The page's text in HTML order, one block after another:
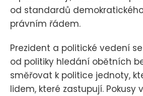
od standardů
právním řádem.
Prezident a politické vedení
od politiky hledání obětních
směřovat k politice jednoty,
lidem, které zastupují. Pokusy